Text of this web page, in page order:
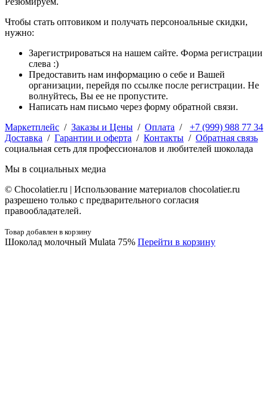
Чтобы стать оптовиком и получать персоноальные скидки,
нужно:
Зарегистрироваться на нашем сайте. Форма регистрации
слева :)
Предоставить нам информацию о себе и Вашей
организации, перейдя по ссылке после регистрации. Не
волнуйтесь, Вы ее не пропустите.
Написать нам письмо через форму обратной связи.
+7 (999) 988 77 34
Маркетплейс / Заказы и Цены / Оплата /
Доставка / Гарантии и оферта / Контакты / Обратная связь
социальная сеть для профессионалов и любителей шоколада
Мы в социальных медиа
© Сhocolatier.ru | Использование материалов chocolatier.ru
разрешено только с предварительного согласия
правообладателей.
Товар добавлен в корзину
Шоколад молочный Mulata 75% Перейти в корзину